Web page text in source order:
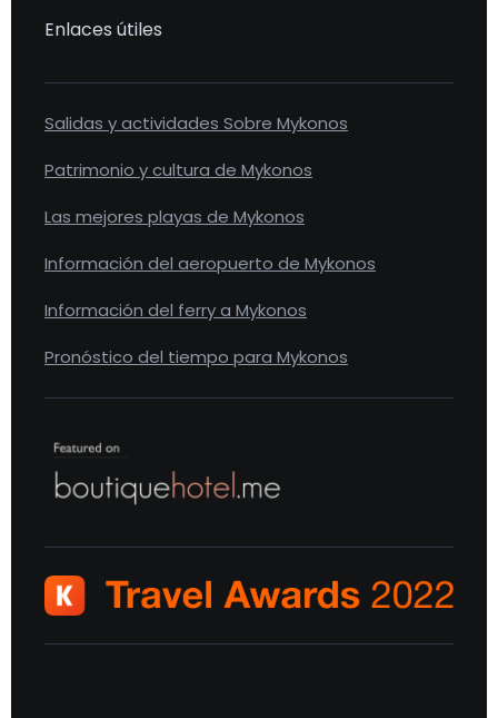
Enlaces útiles
Salidas y actividades Sobre Mykonos
Patrimonio y cultura de Mykonos
Las mejores playas de Mykonos
Información del aeropuerto de Mykonos
Información del ferry a Mykonos
Pronóstico del tiempo para Mykonos